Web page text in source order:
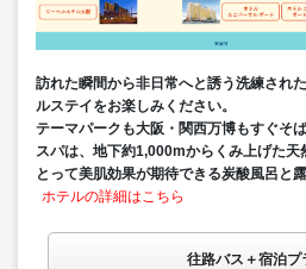
訪れた瞬間から非日常へと誘う洗練され
ルステイをお楽しみください。
テーマパークも大阪・関西万博もすぐそば
スパは、地下約1,000mからくみ上げた
とって美肌効果が期待できる炭酸風呂と
ホテルの詳細はこちら
往路バス＋宿泊プ